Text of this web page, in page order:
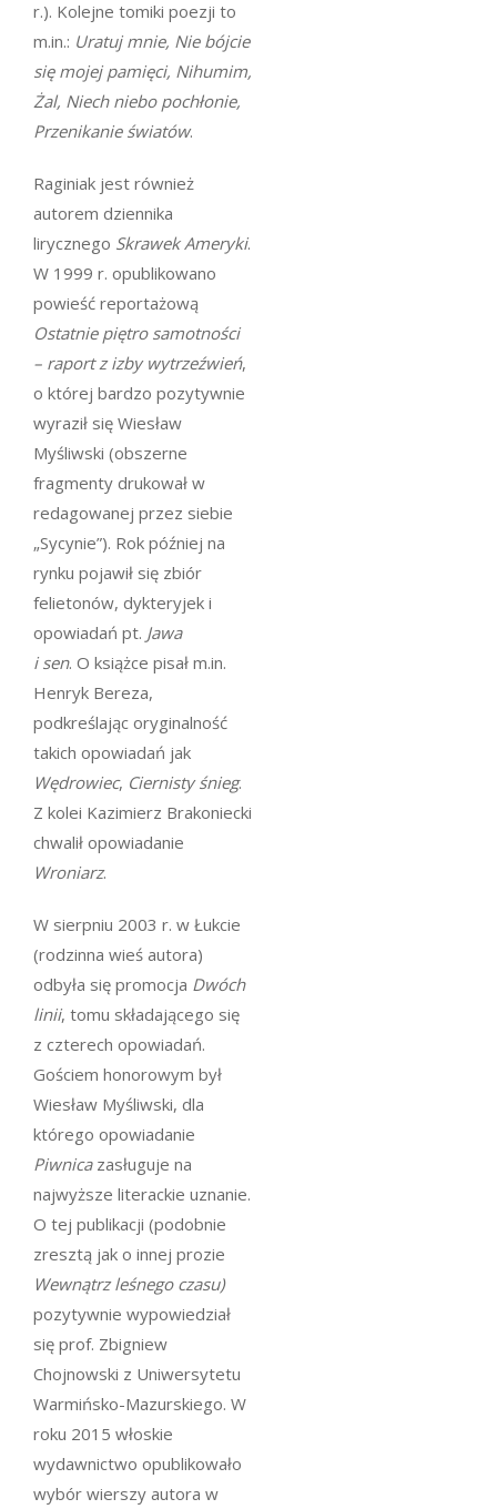
r.). Kolejne tomiki poezji to
m.in.: Uratuj mnie, Nie bójcie
się mojej pamięci, Nihumim,
Żal, Niech niebo pochłonie,
Przenikanie światów.
Raginiak jest również
autorem dziennika
lirycznego Skrawek Ameryki.
W 1999 r. opublikowano
powieść reportażową
Ostatnie piętro samotności
– raport z izby wytrzeźwień,
o której bardzo pozytywnie
wyraził się Wiesław
Myśliwski (obszerne
fragmenty drukował w
redagowanej przez siebie
„Sycynie”). Rok później na
rynku pojawił się zbiór
felietonów, dykteryjek i
opowiadań pt. Jawa
i sen. O książce pisał m.in.
Henryk Bereza,
podkreślając oryginalność
takich opowiadań jak
Wędrowiec, Ciernisty śnieg.
Z kolei Kazimierz Brakoniecki
chwalił opowiadanie
Wroniarz.
W sierpniu 2003 r. w Łukcie
(rodzinna wieś autora)
odbyła się promocja Dwóch
linii, tomu składającego się
z czterech opowiadań.
Gościem honorowym był
Wiesław Myśliwski, dla
którego opowiadanie
Piwnicazasługuje na
najwyższe literackie uznanie.
O tej publikacji (podobnie
zresztą jak o innej prozie
Wewnątrz leśnego czasu)
pozytywnie wypowiedział
się prof. Zbigniew
Chojnowski z Uniwersytetu
Warmińsko-Mazurskiego. W
roku 2015 włoskie
wydawnictwo opublikowało
wybór wierszy autora w